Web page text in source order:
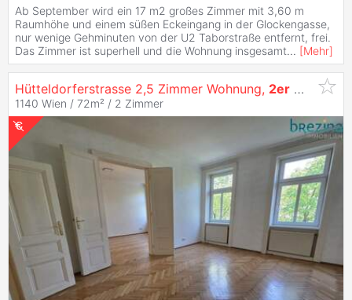
Ab September wird ein 17 m2 großes Zimmer mit 3,60 m
Raumhöhe und einem süßen Eckeingang in der Glockengasse,
nur wenige Gehminuten von der U2 Taborstraße entfernt, frei.
Das Zimmer ist superhell und die Wohnung insgesamt... [Mehr]
Hütteldorferstrasse 2,5 Zimmer Wohnung, 2er WG
1140 Wien / 72m² / 2 Zimmer